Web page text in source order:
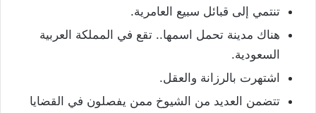
تنتمي إلى قبائل سبيع العامرية.
هناك مدينة تحمل اسمها.. تقع في المملكة العربية
السعودية.
اشتهرت بالرزانة والعقل.
تتضمن العديد من الشيوخ ممن يفصلون في القضايا